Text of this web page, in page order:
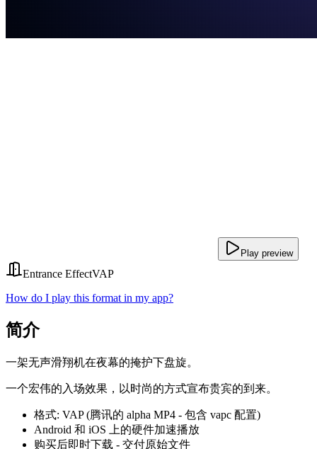
Play preview
Entrance EffectVAP
How do I play this format in my app?
简介
一架无声滑翔机在夜幕的掩护下盘旋。
一个宏伟的入场效果，以时尚的方式宣布贵宾的到来。
格式: VAP (腾讯的 alpha MP4 - 包含 vapc 配置)
Android 和 iOS 上的硬件加速播放
购买后即时下载 - 交付原始文件